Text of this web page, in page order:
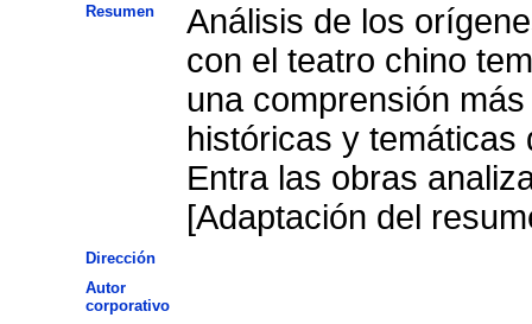
Resumen
Análisis de los
con el teatro chino
una comprensión
históricas y temáticas
Entra las obras
[Adaptación del
Dirección
Autor
corporativo